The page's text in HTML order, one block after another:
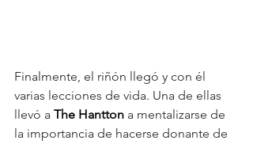
Finalmente, el riñón llegó y con él
varias lecciones de vida. Una de ellas
llevó a The Hantton a mentalizarse de
la importancia de hacerse donante de